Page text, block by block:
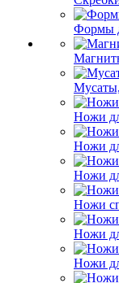
Формы
Ножи
Ножи
Ножи
Ножи
Ножи
Ножи